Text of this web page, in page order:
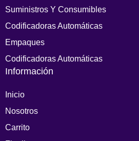
Suministros Y Consumibles
Codificadoras Automáticas
Empaques
Codificadoras Automáticas
Información
Inicio
Nosotros
Carrito